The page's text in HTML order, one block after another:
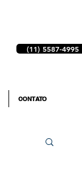
(11) 5587-4995
CONTATO